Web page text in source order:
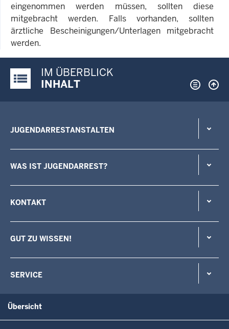
eingenommen werden müssen, sollten diese
mitgebracht werden. Falls vorhanden, sollten
ärztliche Bescheinigungen/Unterlagen mitgebracht
werden.
Justiz-Portal im Überblick:
IM ÜBERBLICK
INHALT
JUGENDARRESTANSTALTEN
WAS IST JUGENDARREST?
KONTAKT
GUT ZU WISSEN!
SERVICE
Übersicht